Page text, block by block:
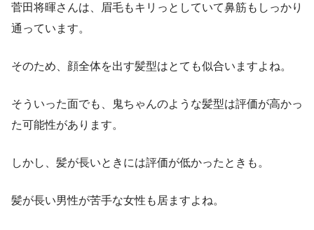
菅田将暉さんは、眉毛もキリっとしていて鼻筋もしっかり
通っています。
そのため、顔全体を出す髪型はとても似合いますよね。
そういった面でも、鬼ちゃんのような髪型は評価が高かっ
た可能性があります。
しかし、 髪が長いときには評価が低かった ときも。
髪が長い男性が苦手な女性も居ますよね。